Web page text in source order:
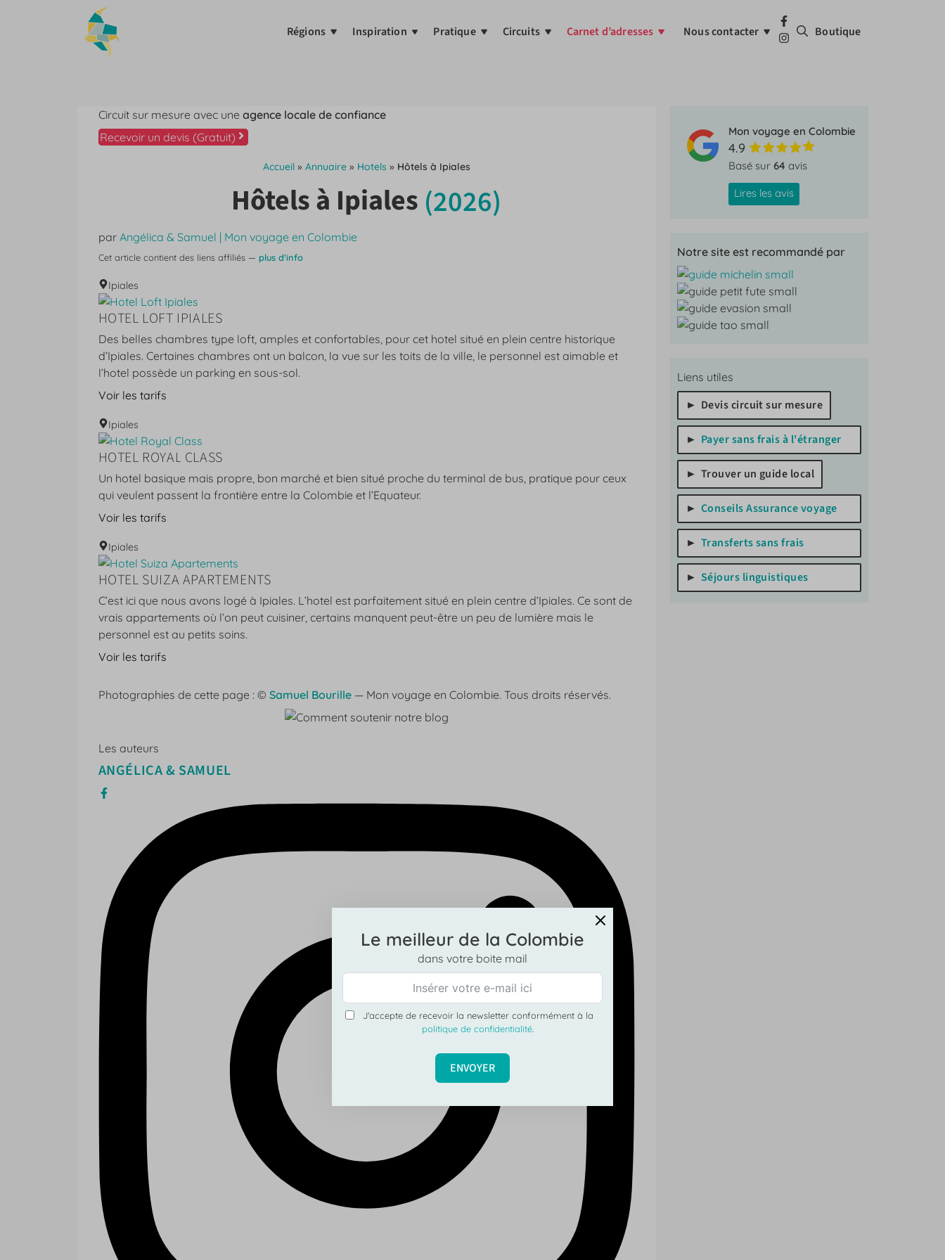
Régions Inspiration Pratique Circuits Carnet d’adresses Nous contacter Boutique
Circuit sur mesure avec une agence locale de confiance
Recevoir un devis (Gratuit)
Accueil» Annuaire» Hotels » Hôtels à Ipiales
Hôtels à Ipiales (2026)
par Angélica & Samuel | Mon voyage en Colombie
Cet article contient des liens affiliés — plus d'info
Ipiales
HOTEL LOFT IPIALES
Des belles chambres type loft, amples et confortables, pour cet hotel situé en plein centre historique
d’Ipiales. Certaines chambres ont un balcon, la vue sur les toits de la ville, le personnel est aimable et
l’hotel possède un parking en sous-sol.
Voir les tarifs
Ipiales
HOTEL ROYAL CLASS
Un hotel basique mais propre, bon marché et bien situé proche du terminal de bus, pratique pour ceux
qui veulent passent la frontière entre la Colombie et l’Equateur.
Voir les tarifs
Ipiales
HOTEL SUIZA APARTEMENTS
C’est ici que nous avons logé à Ipiales. L’hotel est parfaitement situé en plein centre d’Ipiales. Ce sont de
vrais appartements où l’on peut cuisiner, certains manquent peut-être un peu de lumière mais le
personnel est au petits soins.
Voir les tarifs
Photographies de cette page : © Samuel Bourille— Mon voyage en Colombie. Tous droits réservés.
Les auteurs
ANGÉLICA & SAMUEL
Mon voyage en Colombie
4.9
Basé sur 64 avis
Lires les avis
Notre site est recommandé par
Liens utiles
Devis circuit sur mesure
Payer sans frais à l'étranger
Trouver un guide local
Conseils Assurance voyage
Transferts sans frais
Séjours linguistiques
Le meilleur de la Colombie
dans votre boite mail
J'accepte de recevoir la newsletter conformément à la
politique de confidentialité
ENVOYER